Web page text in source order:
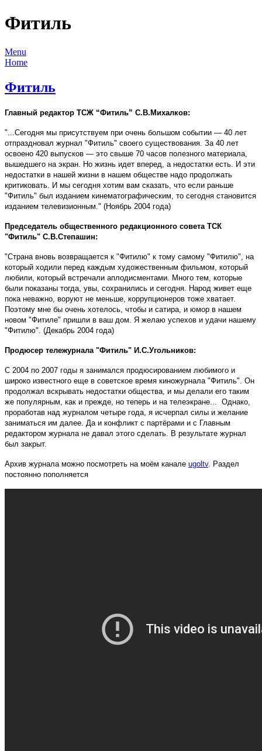
Фитиль
Menu
Home
Фитиль
Главный редактор ТСЖ “Фитиль” С.В.Михалков:
"...Сегодня мы присутствуем при очень большом событии — 40 лет
отпраздновал журнал "Фитиль" своего существования. За 40 лет
освоено 420 выпусков — это свыше 70 часов полезного материала,
вышедшего на экран. Но жизнь идет вперед, а недостатки есть. И эти
недостатки в нашей жизни в нашем обществе надо продолжать
критиковать. И мы сегодня хотим вам сказать, что если раньше
"Фитиль" был изданием кинематографическим, то сегодня становится
изданием телевизионным." (Ноябрь 2004 года)
Председатель общественного редакционного совета ТСК
"Фитиль" С.В.Степашин:
"Страна вновь возвращается к "Фитилю" к тому самому "Фитилю", на
который ходили перед каждым художественным фильмом, который
любили, который встречали аплодисментами. Много тем, которые
были показаны тогда, увы, сохранились и сегодня. Народ живет еще
пока неважно, воруют не меньше, коррупционеров тоже хватает.
Поэтому мне бы очень хотелось, чтобы и сатира, и юмор в нашем
новом "Фитиле" пришли в ваш дом. Я желаю успехов и удачи нашему
"Фитилю". (Декабрь 2004 года)
Продюсер тележурнала "Фитиль" И.С.Угольников:
С 2004 по 2007 годы я занимался продюсированием любимого и
широко известного еще в советское время киножурнала "Фитиль". Он
продолжал вскрывать недостатки общества, и мы делали его таким
же популярным, как и прежде, но теперь и на телеэкране... Однако,
проработав над журналом четыре года, я исчерпал силы и желание
заниматься им далее. Да и конфликт с партёрами и с Главным
редактором журнала не давал этого сделать. В результате журнал
был закрыт.
Архив журнала можно посмотреть на моём канале ugoltv. Раздел
постоянно пополняется